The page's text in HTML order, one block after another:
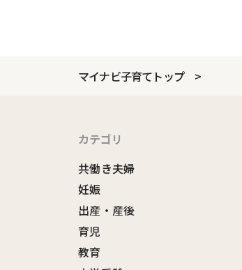
マイナビ子育てトップ
カテゴリ
共働き夫婦
妊娠
出産・産後
育児
教育